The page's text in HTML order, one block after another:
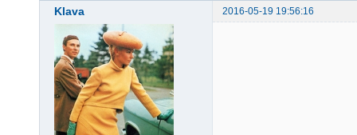
Klava 2016-05-19 19:56:16